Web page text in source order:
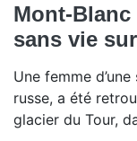
Mont-
sans vie
Une femme
russe, a été
glacier du Tour,